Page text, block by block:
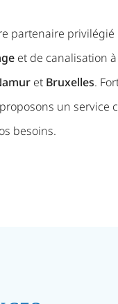
partenaire privilégié
et de canalisation à
et Bruxelles.
un service
besoins.